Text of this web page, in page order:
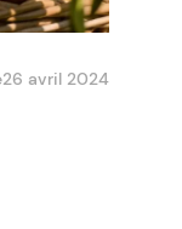
26 avril 2024